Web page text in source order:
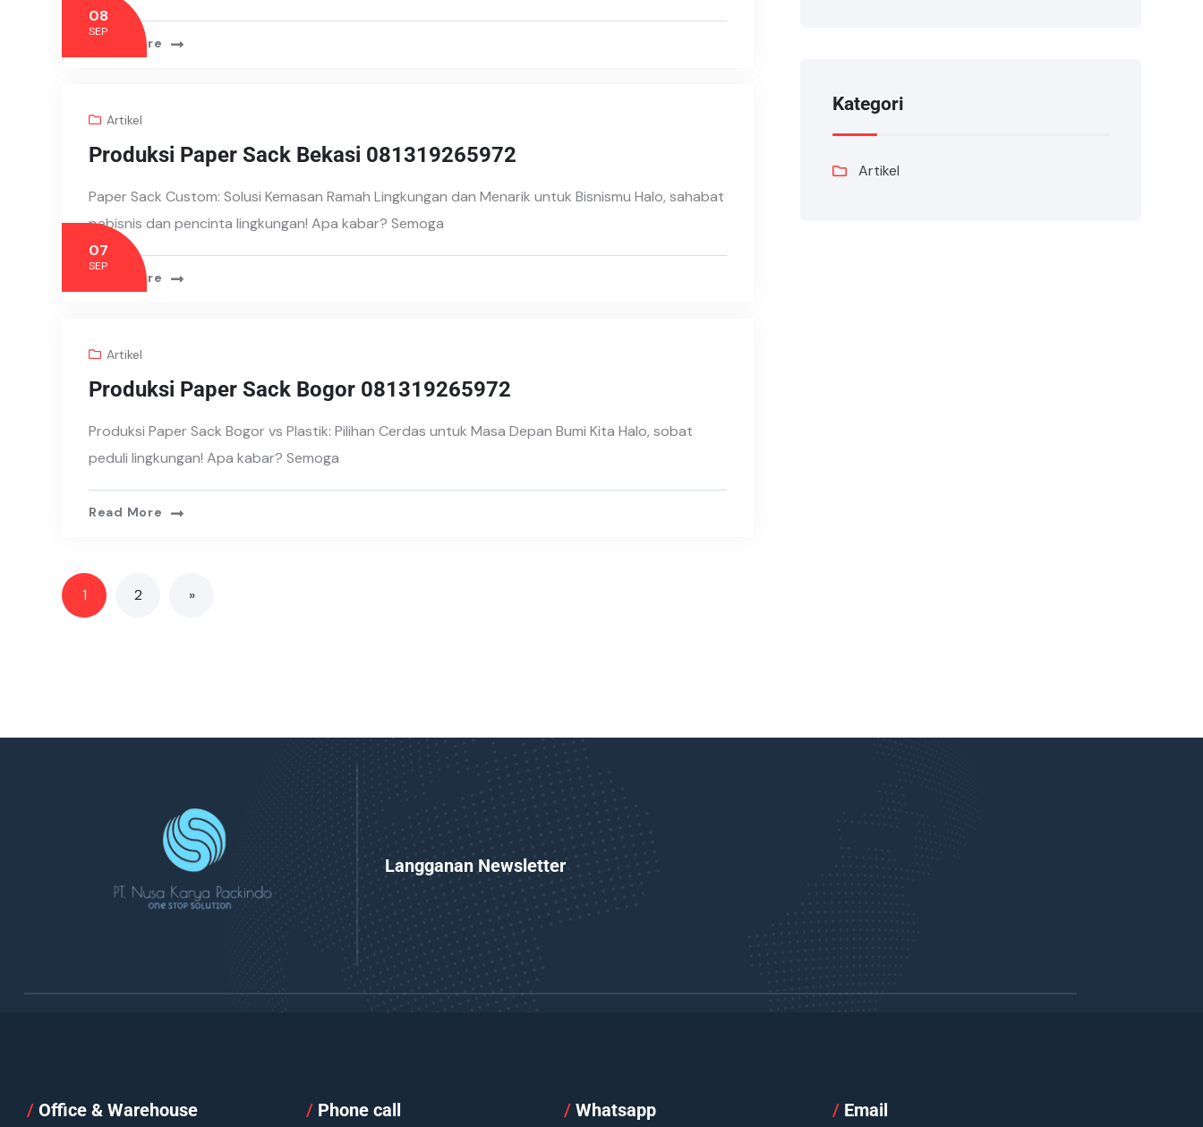
Read More
08
SEP
Artikel
Produksi Paper Sack Bekasi 081319265972
Paper Sack Custom: Solusi Kemasan Ramah Lingkungan dan Menarik untuk Bisnismu Halo, sahabat
pebisnis dan pencinta lingkungan! Apa kabar? Semoga
Read More
07
SEP
Artikel
Produksi Paper Sack Bogor 081319265972
Produksi Paper Sack Bogor vs Plastik: Pilihan Cerdas untuk Masa Depan Bumi Kita Halo, sobat
peduli lingkungan! Apa kabar? Semoga
Read More
1 2 »
Kategori
Artikel
Langganan Newsletter
/ Office & Warehouse / Phone call /Whatsapp /Email